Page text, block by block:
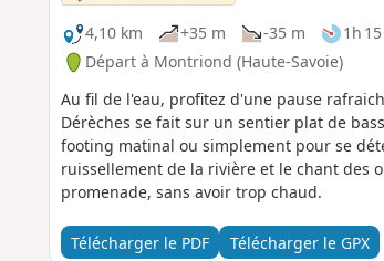
4,10 km
+35 m -35 m 1h 15
Départ à Montriond (Haute-Savoie)
Au fil de l'eau, profitez d'une pause
Dérèches se fait sur un sentier plat de
footing matinal ou simplement pour se
ruissellement de la rivière et le chant des
promenade, sans avoir trop chaud.
Télécharger le PDF Télécharger le GPX